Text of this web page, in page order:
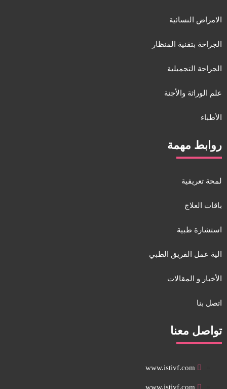
الامراض النسائية
الجراحة بتقنية المنظار
الجراحة التجميلية
علم الوراثة والأجنة
الأطباء
روابط مهمة
لمحة تعريفية
باقات العلاج
استشارة طبية
الية عمل الفريق الطبي
الأخبار و المقالات
اتصل بنا
تواصل معنا
www.istivf.com
www.istivf.com